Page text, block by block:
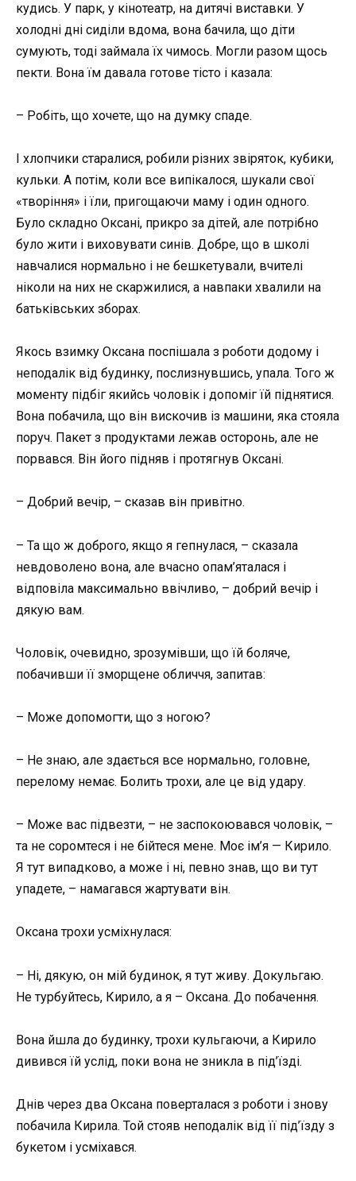
кудись. У парк, у кінотеатр, на дитячі виставки. У
холодні дні сиділи вдома, вона бачила, що діти
сумують, тоді займала їх чимось. Могли разом щось
пекти. Вона їм давала готове тісто і казала:
– Робіть, що хочете, що на думку спаде.
І хлопчики старалися, робили різних звіряток, кубики,
кульки. А потім, коли все випікалося, шукали свої
«творіння» і їли, пригощаючи маму і один одного.
Було складно Оксані, прикро за дітей, але потрібно
було жити і виховувати синів. Добре, що в школі
навчалися нормально і не бешкетували, вчителі
ніколи на них не скаржилися, а навпаки хвалили на
батьківських зборах.
Якось взимку Оксана поспішала з роботи додому і
неподалік від будинку, послизнувшись, упала. Того ж
моменту підбіг якийсь чоловік і допоміг їй піднятися.
Вона побачила, що він вискочив із машини, яка стояла
поруч. Пакет з продуктами лежав осторонь, але не
порвався. Він його підняв і протягнув Оксані.
– Добрий вечір, – сказав він привітно.
– Та що ж доброго, якщо я гепнулася, – сказала
невдоволено вона, але вчасно опам’яталася і
відповіла максимально ввічливо, – добрий вечір і
дякую вам.
Чоловік, очевидно, зрозумівши, що їй боляче,
побачивши її зморщене обличчя, запитав:
– Може допомогти, що з ногою?
– Не знаю, але здається все нормально, головне,
перелому немає. Болить трохи, але це від удару.
– Може вас підвезти, – не заспокоювався чоловік, –
та не соромтеся і не бійтеся мене. Моє ім’я — Кирило.
Я тут випадково, а може і ні, певно знав, що ви тут
упадете, – намагався жартувати він.
Оксана трохи усміхнулася:
– Ні, дякую, он мій будинок, я тут живу. Докульгаю.
Не турбуйтесь, Кирило, а я – Оксана. До побачення.
Вона йшла до будинку, трохи кульгаючи, а Кирило
дивився їй услід, поки вона не зникла в під’їзді.
Днів через два Оксана поверталася з роботи і знову
побачила Кирила. Той стояв неподалік від її під’їзду з
букетом і усміхався.